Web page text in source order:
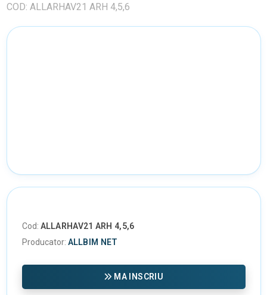
COD: ALLARHAV21 ARH 4,5,6
Cod: ALLARHAV21 ARH 4,5,6
Producator: ALLBIM NET
MA INSCRIU